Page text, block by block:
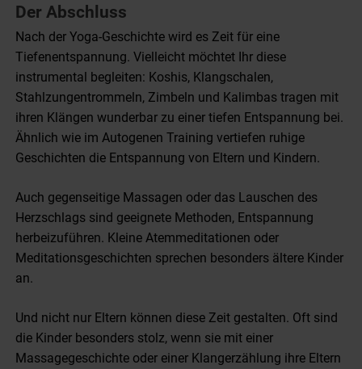
Der Abschluss
Nach der Yoga-Geschichte wird es Zeit für eine
Tiefenentspannung. Vielleicht möchtet Ihr diese
instrumental begleiten: Koshis, Klangschalen,
Stahlzungentrommeln, Zimbeln und Kalimbas tragen mit
ihren Klängen wunderbar zu einer tiefen Entspannung bei.
Ähnlich wie im Autogenen Training vertiefen ruhige
Geschichten die Entspannung von Eltern und Kindern.
Auch gegenseitige Massagen oder das Lauschen des
Herzschlags sind geeignete Methoden, Entspannung
herbeizuführen. Kleine Atemmeditationen oder
Meditationsgeschichten sprechen besonders ältere Kinder
an.
Und nicht nur Eltern können diese Zeit gestalten. Oft sind
die Kinder besonders stolz, wenn sie mit einer
Massagegeschichte oder einer Klangerzählung ihre Eltern